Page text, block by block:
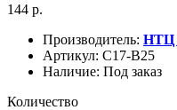
144 р.
Производитель: НТЦ
Артикул: С17-В25
Наличие: Под заказ
Количество